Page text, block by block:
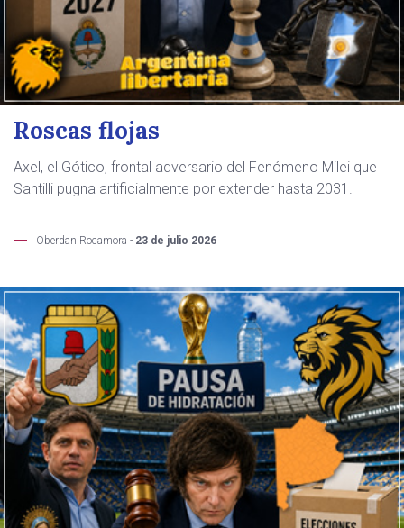
Roscas flojas
Axel, el Gótico, frontal adversario del Fenómeno Milei que
Santilli pugna artificialmente por extender hasta 2031.
Oberdan Rocamora - 23 de julio 2026